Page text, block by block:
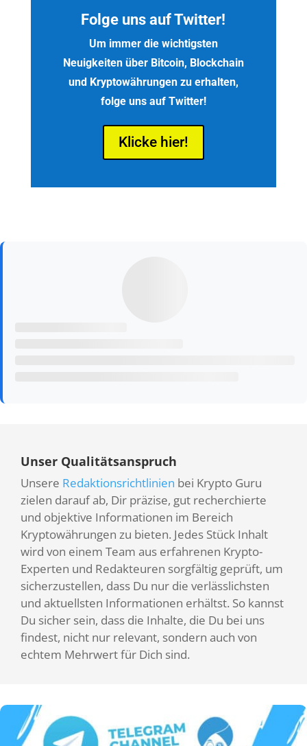
Folge uns auf Twitter!
Um immer die wichtigsten
Neuigkeiten über Bitcoin, Blockchain
und Kryptowährungen zu erhalten,
folge uns auf Twitter!
Klicke hier!
Unser Qualitätsanspruch
Unsere Redaktionsrichtlinien bei Krypto Guru
zielen darauf ab, Dir präzise, gut recherchierte
und objektive Informationen im Bereich
Kryptowährungen zu bieten. Jedes Stück Inhalt
wird von einem Team aus erfahrenen Krypto-
Experten und Redakteuren sorgfältig geprüft, um
sicherzustellen, dass Du nur die verlässlichsten
und aktuellsten Informationen erhältst. So kannst
Du sicher sein, dass die Inhalte, die Du bei uns
findest, nicht nur relevant, sondern auch von
echtem Mehrwert für Dich sind.